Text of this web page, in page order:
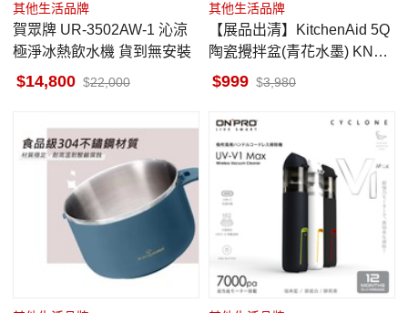
其他生活品牌
賀眾牌 UR-3502AW-1 沁涼
極淨冰熱飲水機 貨到無安裝
14,800 22,000
其他生活品牌
【展品出清】KitchenAid 5Q
陶瓷攪拌盆(青花水墨) KNBC
攪拌缸蓋2入
999 3,980